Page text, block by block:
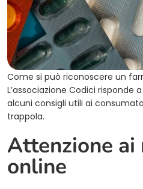
Come si può riconoscere un
L’associazione Codici
alcuni consigli utili ai
trappola.
Attenzione ai
online